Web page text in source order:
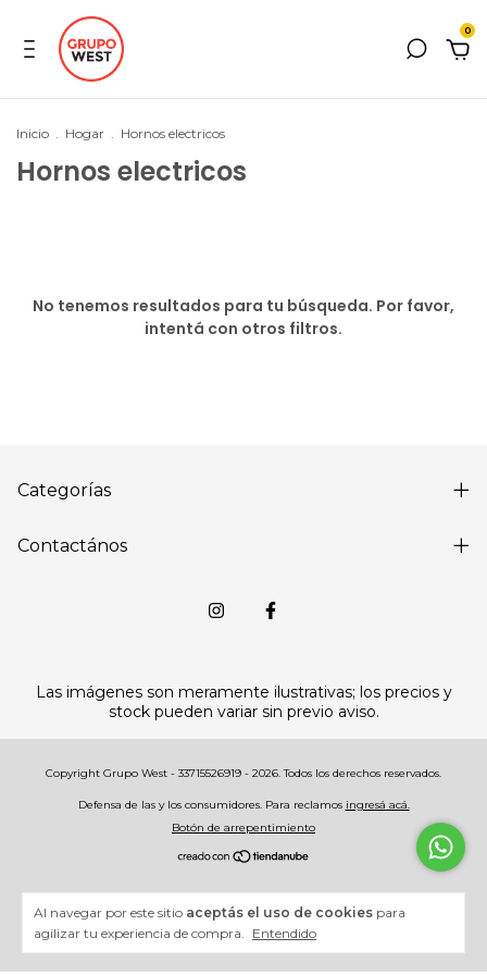
0
Al navegar por este sitio aceptás el uso de cookies para
agilizar tu experiencia de compra. Entendido
Inicio . Hogar . Hornos electricos
Hornos electricos
No tenemos resultados para tu búsqueda. Por favor,
intentá con otros filtros.
Categorías
Contactános
Las imágenes son meramente ilustrativas; los precios y
stock pueden variar sin previo aviso.
Copyright Grupo West - 33715526919 - 2026. Todos los derechos reservados.
Defensa de las y los consumidores. Para reclamos ingresá acá.
Botón de arrepentimiento